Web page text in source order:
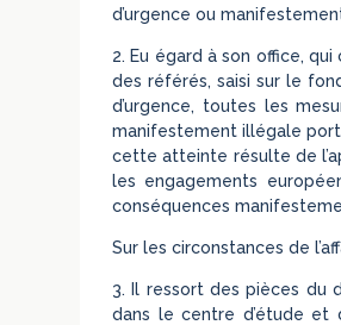
d’urgence ou
2. Eu égard à son office,
des référés, saisi sur le
d’urgence, toutes les
manifestement illégale
cette atteinte résulte de
les engagements
conséquences
Sur les circonstances de
3. Il ressort des pièces du
dans le centre d’étude et